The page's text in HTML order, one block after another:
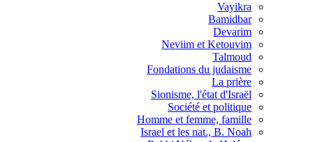
Vayikra
Bamidbar
Devarim
Neviim et Ketouvim
Talmoud
Fondations du judaisme
La prière
Sionisme, l'état d'Israël
Société et politique
Homme et femme, famille
Israel et les nat., B. Noah